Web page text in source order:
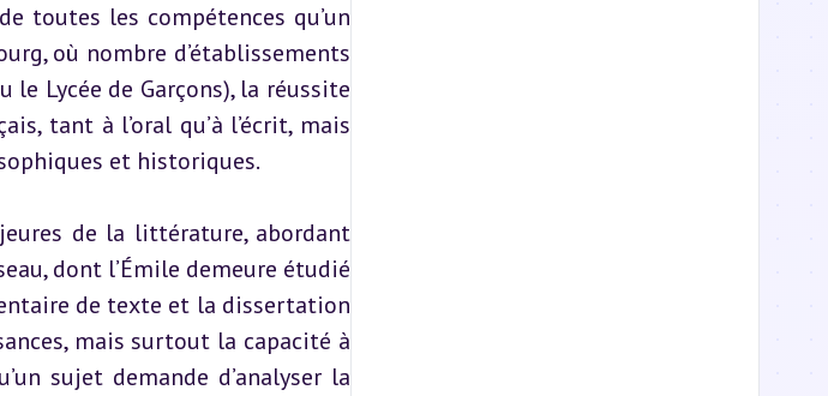
toutes les compétences qu’un
où nombre d’établissements
Lycée de Garçons), la réussite
tant à l’oral qu’à l’écrit, mais
et historiques.
de la littérature, abordant
dont l’Émile demeure étudié
de texte et la dissertation
mais surtout la capacité à
sujet demande d’analyser la